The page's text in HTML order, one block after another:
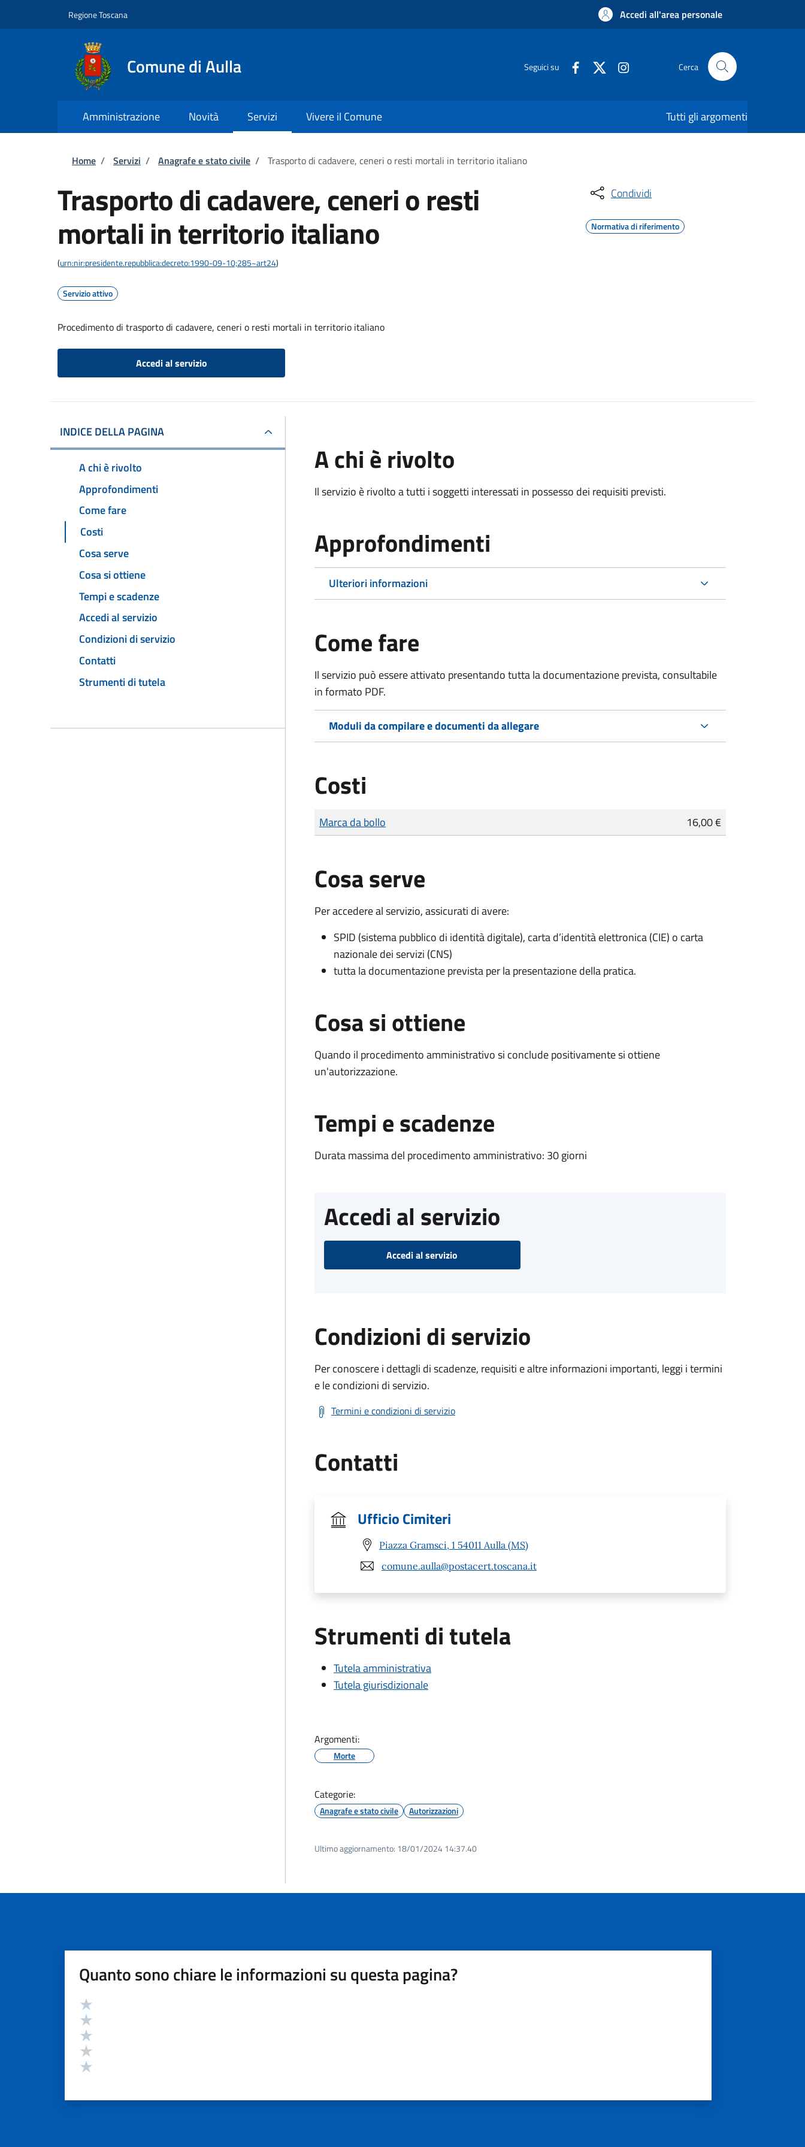
Regione Toscana Accedi all'area personale
Comune di Aulla Seguici su Cerca
Amministrazione Novità Servizi Vivere il Comune Tutti gli argomenti
Briciole di pane
Home / Servizi / Anagrafe e stato civile / Trasporto di cadavere, ceneri o resti mortali in territorio italiano
Trasporto di cadavere, ceneri o resti
mortali in territorio italiano
(urn:nir:presidente.repubblica:decreto:1990-09-10;285~art24)
Servizio attivo
Procedimento di trasporto di cadavere, ceneri o resti mortali in territorio italiano
Accedi al servizio
Condividi
Normativa di riferimento
INDICE DELLA PAGINA
A chi è rivolto
Approfondimenti
Come fare
Costi
Cosa serve
Cosa si ottiene
Tempi e scadenze
Accedi al servizio
Condizioni di servizio
Contatti
Strumenti di tutela
A chi è rivolto
Il servizio è rivolto a tutti i soggetti interessati in possesso dei requisiti previsti.
Approfondimenti
Ulteriori informazioni
Come fare
Il servizio può essere attivato presentando tutta la documentazione prevista, consultabile
in formato PDF.
Moduli da compilare e documenti da allegare
Costi
Tipo di pagamento
Importo
Marca da bollo 16,00 €
Cosa serve
Per accedere al servizio, assicurati di avere:
SPID (sistema pubblico di identità digitale), carta d’identità elettronica (CIE) o carta
nazionale dei servizi (CNS)
tutta la documentazione prevista per la presentazione della pratica.
Cosa si ottiene
Quando il procedimento amministrativo si conclude positivamente si ottiene
un'autorizzazione.
Tempi e scadenze
Durata massima del procedimento amministrativo: 30 giorni
Accedi al servizio
Accedi al servizio
Condizioni di servizio
Per conoscere i dettagli di scadenze, requisiti e altre informazioni importanti, leggi i termini
e le condizioni di servizio.
Termini e condizioni di servizio
Contatti
Ufficio Cimiteri
Piazza Gramsci, 1 54011 Aulla (MS)
comune.aulla@postacert.toscana.it
Strumenti di tutela
Tutela amministrativa
Tutela giurisdizionale
Argomenti:
Morte
Categorie:
Anagrafe e stato civile Autorizzazioni
Ultimo aggiornamento: 18/01/2024 14:37.40
Quanto sono chiare le informazioni su questa pagina?
Valutazione